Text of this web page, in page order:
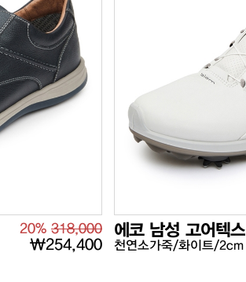
20% 318,000
₩254,400
에코 남성 고어텍스
천연소가죽/화이트/2cm